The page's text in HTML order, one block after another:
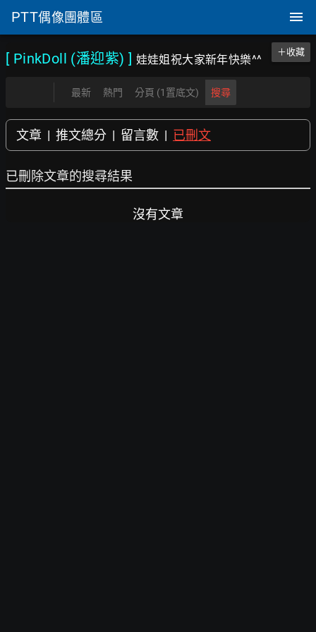
PTT偶像團體區
[ PinkDoll (潘迎紫) ] 娃娃姐祝大家新年快樂^^
＋收藏
最新 熱門 分頁 (1置底文) 搜尋
文章 | 推文總分 | 留言數 | 已刪文
已刪除文章的搜尋結果
沒有文章